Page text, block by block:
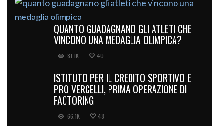
QUANTO GUADAGNANO GLI ATLETI CHE
VINCONO UNA MEDAGLIA OLIMPICA?
81.1K 40
ISTITUTO PER IL CREDITO SPORTIVO E
PRO VERCELLI, PRIMA OPERAZIONE DI
FACTORING
66.1K 48